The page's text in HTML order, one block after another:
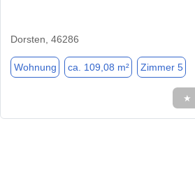
Dorsten, 46286
Wohnung ca. 109,08 m² Zimmer 5
★